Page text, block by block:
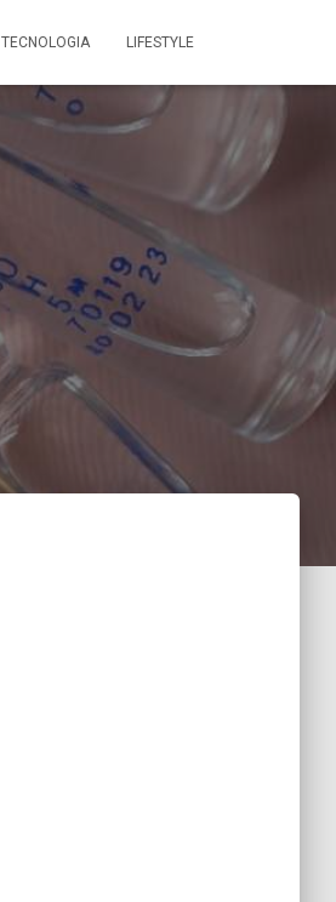
TECNOLOGIA LIFESTYLE